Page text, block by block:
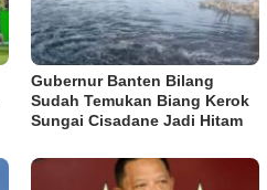
Gubernur Banten Bilang
Sudah Temukan Biang Kerok
Sungai Cisadane Jadi Hitam